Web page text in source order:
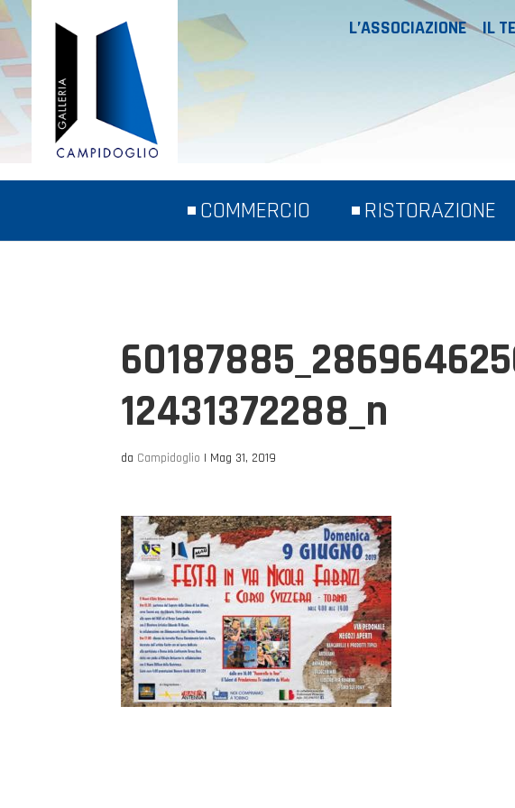
L’ASSOCIAZIONE IL
COMMERCIO RISTORAZIONE
12431372288_n
da Campidoglio | Mag 31, 2019